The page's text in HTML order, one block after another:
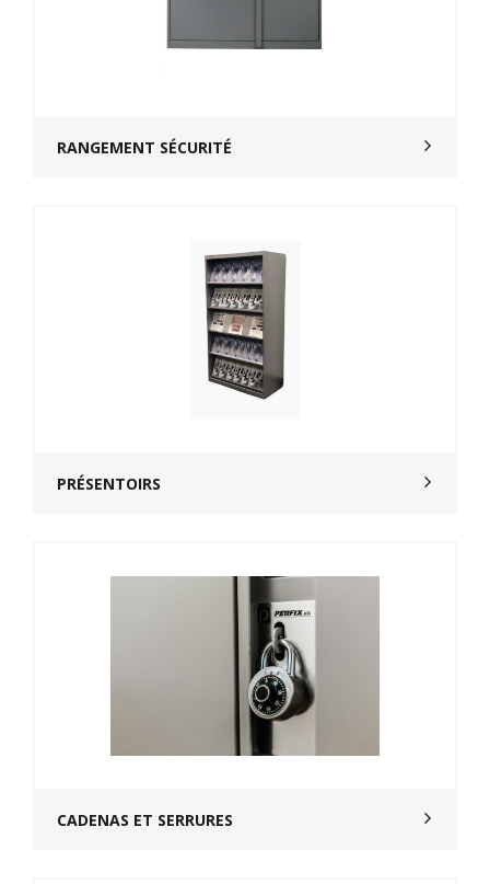
RANGEMENT SÉCURITÉ
PRÉSENTOIRS
CADENAS ET SERRURES